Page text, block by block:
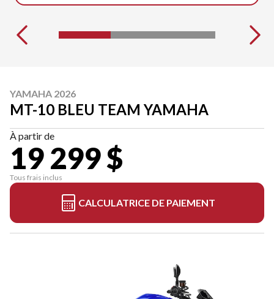
YAMAHA 2026
MT-10 BLEU TEAM YAMAHA
À partir de
19 299 $
Tous frais inclus
CALCULATRICE DE PAIEMENT